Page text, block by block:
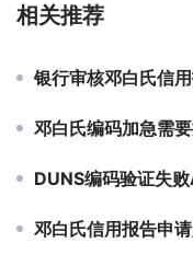
相关推荐
银行审核邓白氏信用报告
邓白氏编码加急需要提
DUNS编码验证失
邓白氏信用报告申